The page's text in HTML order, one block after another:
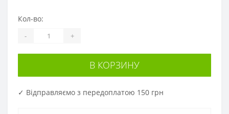
Кол-во:
- +
В КОРЗИНУ
✓ Відправляємо з передоплатою 150 грн